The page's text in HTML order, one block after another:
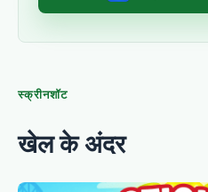
स्क्रीनशॉट
खेल के अंदर